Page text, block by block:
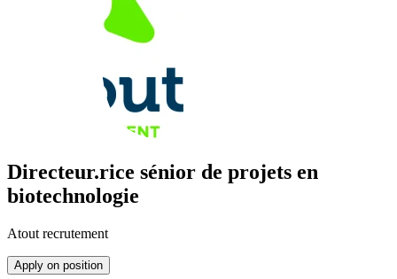
Directeur.rice sénior de projets en
biotechnologie
Atout recrutement
Apply on position